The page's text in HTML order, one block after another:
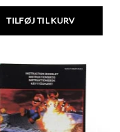
TILFØJ TIL KURV